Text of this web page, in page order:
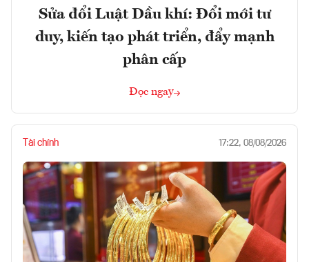
Sửa đổi Luật Dầu khí: Đổi mới tư
duy, kiến tạo phát triển, đẩy mạnh
phân cấp
Đọc ngay
Tài chính 17:22, 08/08/2026